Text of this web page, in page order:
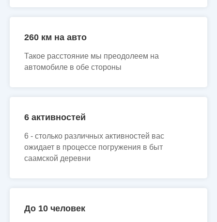
260 км на авто
Такое расстояние мы преодолеем на
автомобиле в обе стороны
6 активностей
6 - столько различных активностей вас
ожидает в процессе погружения в быт
саамской деревни
До 10 человек